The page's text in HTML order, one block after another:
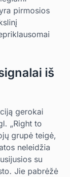
pirmosios
iš
gerokai
„Right to
grupė teigė,
neleidžia
su
Jie pabrėžė